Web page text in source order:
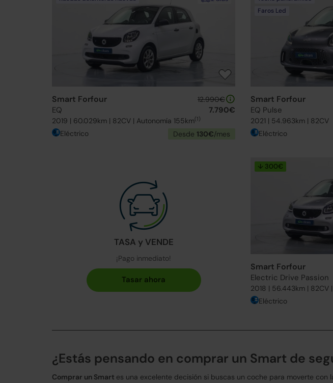
Smart Forfour
EQ
2019 | 60.029km | 82CV | Autonomía 155km(1)
12.990€
7.790€
Eléctrico Desde 130€/mes
Faros Led
Smart Forfour
EQ Pulse
2021 | 54.963km | 82CV
Eléctrico
TASA y VENDE
¡Pago inmediato!
↓ 300€
Smart Forfour
Electric Drive Passion
2018 | 56.443km | 82CV
Eléctrico
¿Estás pensando en comprar un Smart de
Comprar un Smart es una excelente decisión si buscas un coche para moverte